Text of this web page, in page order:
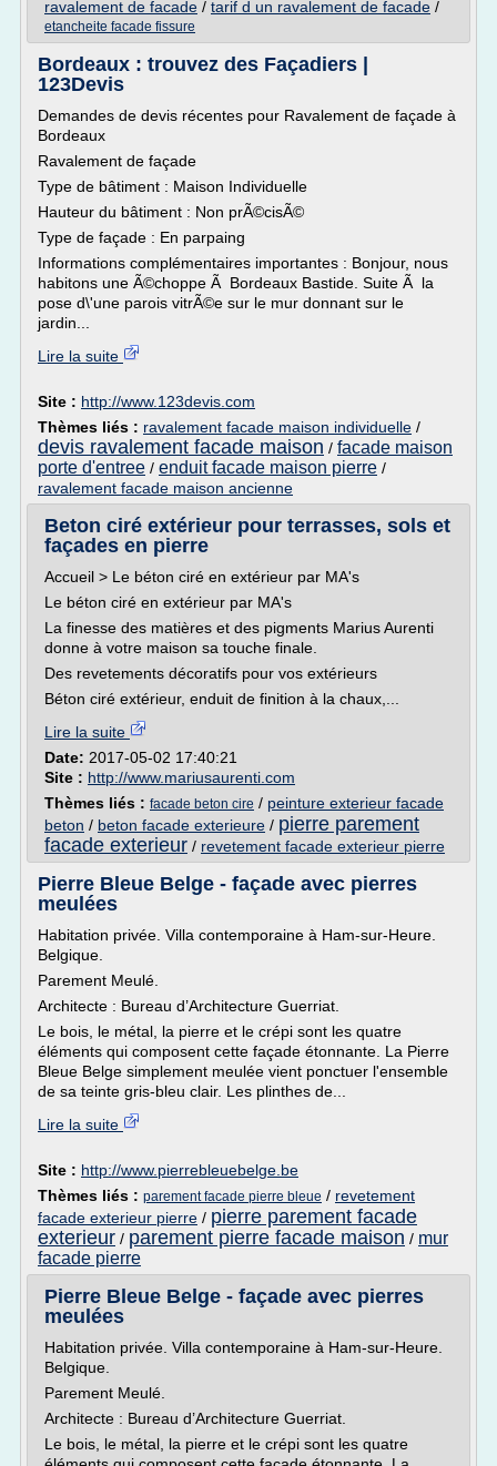
ravalement de facade / tarif d un ravalement de facade /
etancheite facade fissure
Bordeaux : trouvez des Façadiers |
123Devis
Demandes de devis récentes pour Ravalement de façade à
Bordeaux
Ravalement de façade
Type de bâtiment : Maison Individuelle
Hauteur du bâtiment : Non prÃ©cisÃ©
Type de façade : En parpaing
Informations complémentaires importantes : Bonjour, nous
habitons une Ã©choppe Ã Bordeaux Bastide. Suite Ã la
pose d\'une parois vitrÃ©e sur le mur donnant sur le
jardin...
Lire la suite
Site : http://www.123devis.com
Thèmes liés : ravalement facade maison individuelle /
devis ravalement facade maison / facade maison
porte d'entree / enduit facade maison pierre /
ravalement facade maison ancienne
Beton ciré extérieur pour terrasses, sols et
façades en pierre
Accueil > Le béton ciré en extérieur par MA's
Le béton ciré en extérieur par MA's
La finesse des matières et des pigments Marius Aurenti
donne à votre maison sa touche finale.
Des revetements décoratifs pour vos extérieurs
Béton ciré extérieur, enduit de finition à la chaux,...
Lire la suite
Date: 2017-05-02 17:40:21
Site : http://www.mariusaurenti.com
Thèmes liés : facade beton cire / peinture exterieur facade
beton / beton facade exterieure / pierre parement
facade exterieur / revetement facade exterieur pierre
Pierre Bleue Belge - façade avec pierres
meulées
Habitation privée. Villa contemporaine à Ham-sur-Heure.
Belgique.
Parement Meulé.
Architecte : Bureau d’Architecture Guerriat.
Le bois, le métal, la pierre et le crépi sont les quatre
éléments qui composent cette façade étonnante. La Pierre
Bleue Belge simplement meulée vient ponctuer l'ensemble
de sa teinte gris-bleu clair. Les plinthes de...
Lire la suite
Site : http://www.pierrebleuebelge.be
Thèmes liés : parement facade pierre bleue / revetement
facade exterieur pierre / pierre parement facade
exterieur / parement pierre facade maison / mur
facade pierre
Pierre Bleue Belge - façade avec pierres
meulées
Habitation privée. Villa contemporaine à Ham-sur-Heure.
Belgique.
Parement Meulé.
Architecte : Bureau d’Architecture Guerriat.
Le bois, le métal, la pierre et le crépi sont les quatre